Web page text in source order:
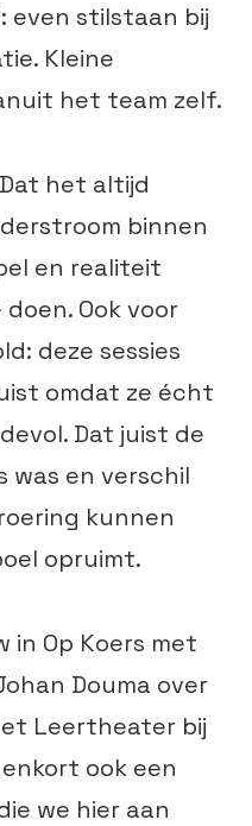
even stilstaan bij
Kleine
het team zelf.
het altijd
binnen
en realiteit
Ook voor
deze sessies
omdat ze écht
Dat juist de
was en verschil
kunnen
opruimt.
in Op Koers met
Douma over
Leertheater bij
ook een
we hier aan